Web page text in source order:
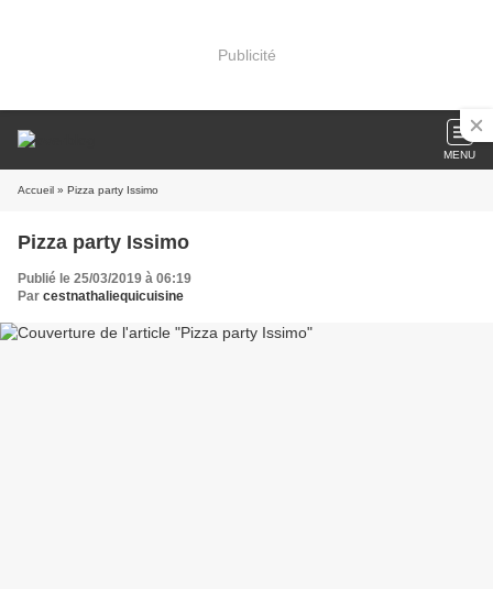
Publicité
MENU
Accueil » Pizza party Issimo
Pizza party Issimo
Publié le 25/03/2019 à 06:19
Par cestnathaliequicuisine